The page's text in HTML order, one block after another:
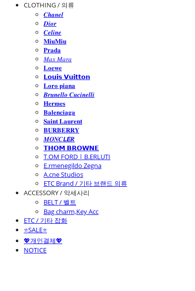
CLOTHING / 의류
𝑪𝒉𝒂𝒏𝒆𝒍
𝑫𝒊𝒐𝒓
𝑪𝒆𝒍𝒊𝒏𝒆
𝐌𝐢𝐮𝐌𝐢𝐮
𝐏𝐫𝐚𝐝𝐚
𝑀𝑎𝑥 𝑀𝑎𝑟𝑎
𝐋𝐨𝐞𝐰𝐞
𝗟𝗼𝘂𝗶𝘀 𝗩𝘂𝗶𝘁𝘁𝗼𝗻
𝐋𝐨𝐫𝐨 𝐩𝐢𝐚𝐧𝐚
𝑩𝒓𝒖𝒏𝒆𝒍𝒍𝒐 𝑪𝒖𝒄𝒊𝒏𝒆𝒍𝒍𝒊
𝐇𝐞𝐫𝐦𝐞𝐬
𝐁𝐚𝐥𝐞𝐧𝐜𝐢𝐚𝐠𝐚
𝐒𝐚𝐢𝐧𝐭 𝐋𝐚𝐮𝐫𝐞𝐧𝐭
𝐁𝐔𝐑𝐁𝐄𝐑𝐑𝐘
𝑴𝑶𝑵𝑪𝙇𝙀𝑹
𝗧𝗛𝗢𝗠 𝗕𝗥𝗢𝗪𝗡𝗘
T.OM FORD | B.ERLUTI
E.rmenegildo Zegna
A.cne Studios
ETC Brand / 기타 브랜드 의류
ACCESSORY / 악세사리
BELT / 벨트
Bag charm,Key Acc
ETC / 기타 잡화
⭐SALE⭐
💖개인결제💖
NOTICE